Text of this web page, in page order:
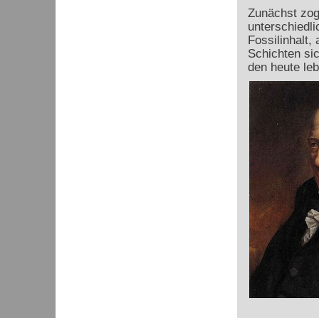
Zunächst
Fossilinhalt,
Schichten
den heute